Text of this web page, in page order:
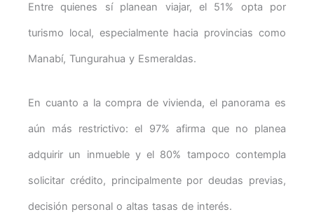
Entre quienes sí planean viajar, el 51% opta por
turismo local, especialmente hacia provincias como
Manabí, Tungurahua y Esmeraldas.
En cuanto a la compra de vivienda, el panorama es
aún más restrictivo: el 97% afirma que no planea
adquirir un inmueble y el 80% tampoco contempla
solicitar crédito, principalmente por deudas previas,
decisión personal o altas tasas de interés.